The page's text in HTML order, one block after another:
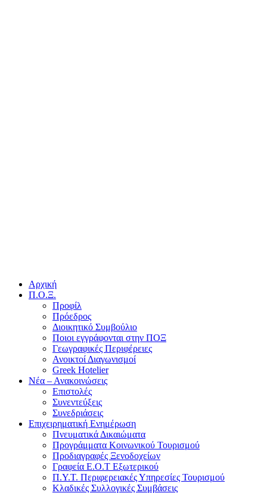
Αρχική
Π.Ο.Ξ.
Προφίλ
Πρόεδρος
Διοικητικό Συμβούλιο
Ποιοι εγγράφονται στην ΠΟΞ
Γεωγραφικές Περιφέρειες
Ανοικτοί Διαγωνισμoί
Greek Hotelier
Νέα – Ανακοινώσεις
Επιστολές
Συνεντεύξεις
Συνεδριάσεις
Επιχειρηματική Ενημέρωση
Πνευματικά Δικαιώματα
Προγράμματα Κοινωνικού Τουρισμού
Προδιαγραφές Ξενοδοχείων
Γραφεία Ε.Ο.Τ Εξωτερικού
Π.Υ.Τ. Περιφερειακές Υπηρεσίες Τουρισμού
Κλαδικές Συλλογικές Συμβάσεις